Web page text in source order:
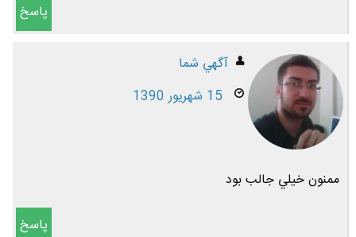
پاسخ
آگهي شما
15 شهریور 1390
ممنون خيلي جالب بود
پاسخ